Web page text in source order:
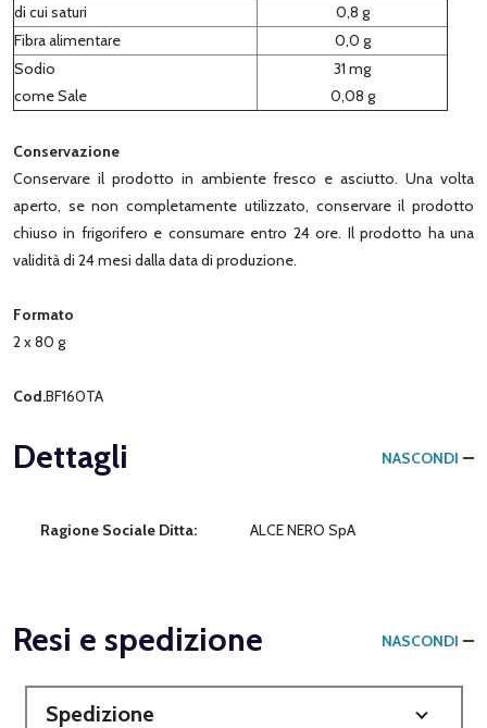
di cui saturi
0,8 g
Fibra alimentare
0,0 g
Sodio
come Sale
31 mg
0,08 g
Conservazione
Conservare il prodotto in ambiente fresco e asciutto. Una volta
aperto, se non completamente utilizzato, conservare il prodotto
chiuso in frigorifero e consumare entro 24 ore. Il prodotto ha una
validità di 24 mesi dalla data di produzione.
Formato
2 x 80 g
Cod.BF160TA
Dettagli NASCONDI
Ragione Sociale Ditta: ALCE NERO SpA
Resi e spedizione NASCONDI
Spedizione